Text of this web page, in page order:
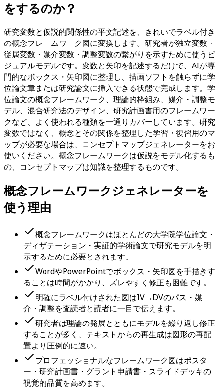
をするのか？
研究変数と仮説的関係性の平文記述を、きれいでラベル付き
の概念フレームワーク図に変換します。研究者が独立変数・
従属変数・媒介変数・調整変数の繋がりを示すために使うビ
ジュアルモデルです。変数と矢印を記述するだけで、AIが専
門的なボックス・矢印図に整理し、描画ソフトを触らずに学
位論文章または研究論文に挿入できる状態で完成します。学
位論文の概念フレームワーク、理論的枠組み、媒介・調整モ
デル、混合研究法のデザイン、研究計画書用のフレームワー
クなど、よく使われる種類を一通りカバーしています。研究
変数ではなく、概念とその関係を整理した学習・復習用のマ
ップが必要な場合は、コンセプトマップジェネレーターをお
使いください。概念フレームワークは仮説をモデル化するも
の、コンセプトマップは知識を整理するものです。
概念フレームワークジェネレーターを
使う理由
概念フレームワークはほとんどの大学院学位論文・
ディザテーション・実証的学術論文で研究モデルを明
示するために必要とされます。
WordやPowerPointでボックス・矢印図を手描きす
ることは時間がかかり、ズレやすく修正も困難です。
明確にラベル付けされた図はIV→DVのパス・媒
介・調整を査読者と読者に一目で伝えます。
研究者は理論の発展とともにモデルを繰り返し修正
することが多く、テキストからの再生成は図形の再配
置より圧倒的に速い。
プロフェッショナルなフレームワーク図はポスタ
ー・研究計画書・グラント申請書・スライドデッキの
視覚的品質を高めます。